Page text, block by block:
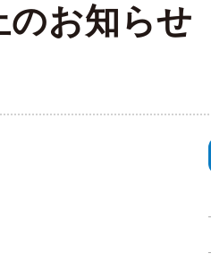
のお知らせ